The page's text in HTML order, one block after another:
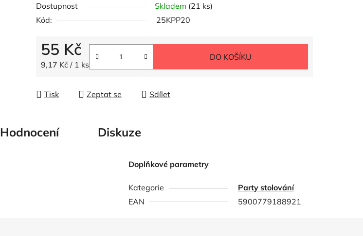
0,0
z
hvězdiček.
Dostupnost Skladem (21 ks)
Kód:
25KPP20
55 Kč
Měrná cena:
9,17 Kč / 1 ks
DO KOŠÍKU
Tisk Zeptat se Sdílet
Hodnocení Diskuze
Doplňkové parametry
Kategorie
Party stolování
EAN
5900779188921